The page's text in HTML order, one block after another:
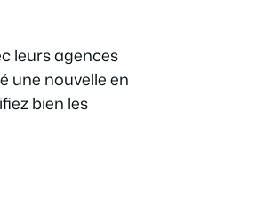
leurs agences
une nouvelle en
bien les